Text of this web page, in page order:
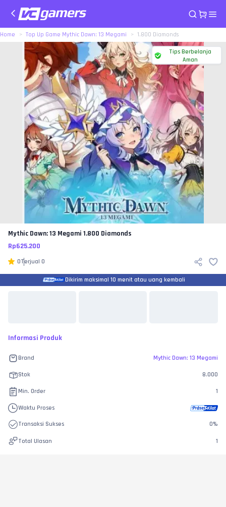
Home Top Up Game Mythic Dawn: 13 Megami 1.800 Diamonds
Tips Berbelanja
Aman
Mythic Dawn: 13 Megami 1.800 Diamonds
Rp625.200
0Terjual 0
Dikirim maksimal 10 menit atau uang kembali
Informasi Produk
Brand Mythic Dawn: 13 Megami
Stok 8.000
Min. Order 1
Waktu Proses
Transaksi Sukses 0%
Total Ulasan 1